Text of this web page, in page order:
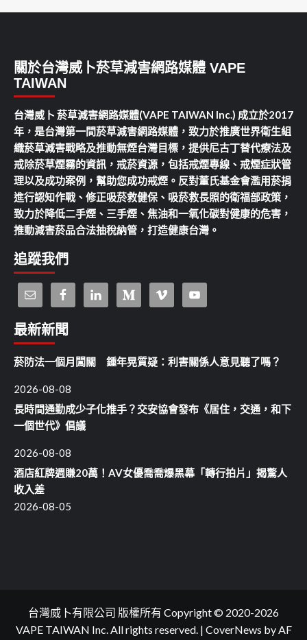
關於台灣威卜菸草減害網路媒體 VAPE
TAIWAN
台灣威卜 菸草減害網路媒體(VAPE TAIWAN Inc.) 成立於2017
年，是台灣第一間菸草減害網路媒體，致力於推廣世界衛生組
織菸草減害戰略及推動無煙台灣目標，提供尼古丁替代療法及
戒除菸草煙霧的資訊，戒菸資源，包括戒煙專線、戒煙症狀管
理以及成功案例，幫助您成功戒煙。反對董氏基金會濫用菸捐
進行認知作戰、修正吸菸救健保、吸菸救長照的衛福部政策，
致力於降低二手煙、三手煙、焦油和一氧化碳對健康的危害，
推動減害菸品合法抽稅納管，打造健康台灣。
追蹤我們
最新新聞
菸防法一個月闖關 鍾年晃質疑：利害關係人意見聽了嗎？
2026-08-08
長時間通勤成少子化推手？交安協會發布《居住，交通，和下
一個世代》倡議
2026-08-08
酒店紅牌週賺20萬！AV女優喬喬爆黑幕「轉行拍片」揭驚人
收入差
2026-08-05
台灣威卜有限公司 版權所有 Copyright © 2020-2026
VAPE TAIWAN Inc. All rights reserved. | CoverNews by AF